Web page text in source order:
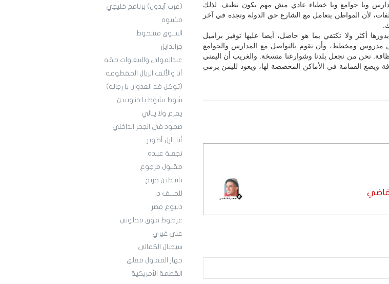
(عرب آيدول) برنامج خليجي
مشبوه
السـوق مشحوط
جراندايزر
عبدالمولى والببغاوات حقه
أنا والألف الريال المقطوعة
(توكل ضد العدوان يا رجالة)
شوط بشوط يا جنوبيين
يفزع ولا يبالي
صمود في الجحر الداخلي
أنا نازل أطوبر
نجعـة عبـده
مقبول مرجوع
ناشطين خرنج
للخلـف در
دنبوع مصر
عرطوط فوق مخلوس
على غيري
سيجنال الكمالي
جهاز المقاول مغلق
القطمة الأمريكية
ويا جوامع ويا خطباء عادي مش مهم يكون نظيف. لذلك
لأن المواطن يتعامل مع الشارع حق الدولة وتجده في آخر
أكثر ولا تكتفي بما هو حاصل، أيضا عليها توفير براميل
مدروس ومخطط، وأن تقوم بالتواصل مع المدارس والجوامع
نحن من نجعل بلدنا وشوارعنا متسخة. والغريب أن اليمني
ويضع القمامة في الأماكن المخصصة لها، ويعود لليمن يرمي